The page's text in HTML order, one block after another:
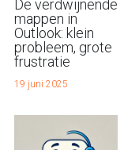
De verdwijnende
mappen in
Outlook: klein
probleem, grote
frustratie
19 juni 2025